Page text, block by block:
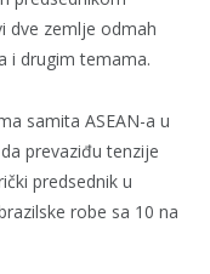
dve zemlje odmah
i drugim temama.
samita ASEAN-a u
prevaziđu tenzije
predsednik u
robe sa 10 na